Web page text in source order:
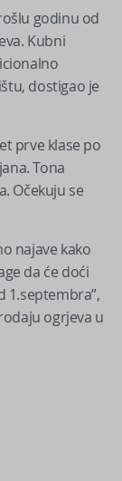
godinu od
Kubni
dostigao je
prve klase po
Tona
Očekuju se
najave kako
da će doći
1.septembra”,
ogrjeva u